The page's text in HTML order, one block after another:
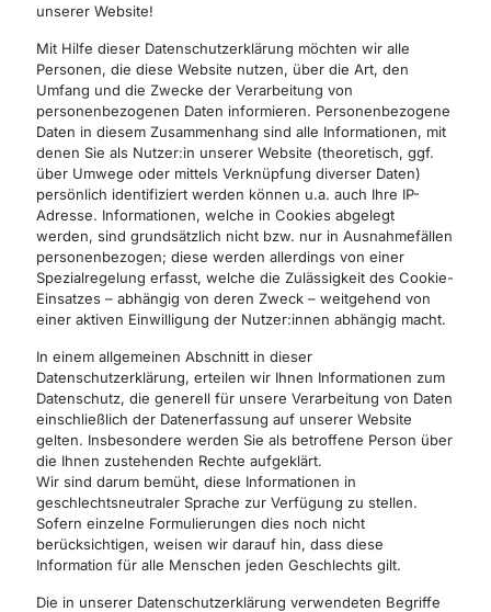
unserer Website!
Mit Hilfe dieser Datenschutzerklärung möchten wir alle
Personen, die diese Website nutzen, über die Art, den
Umfang und die Zwecke der Verarbeitung von
personenbezogenen Daten informieren. Personenbezogene
Daten in diesem Zusammenhang sind alle Informationen, mit
denen Sie als Nutzer:in unserer Website (theoretisch, ggf.
über Umwege oder mittels Verknüpfung diverser Daten)
persönlich identifiziert werden können u.a. auch Ihre IP-
Adresse. Informationen, welche in Cookies abgelegt
werden, sind grundsätzlich nicht bzw. nur in Ausnahmefällen
personenbezogen; diese werden allerdings von einer
Spezialregelung erfasst, welche die Zulässigkeit des Cookie-
Einsatzes – abhängig von deren Zweck – weitgehend von
einer aktiven Einwilligung der Nutzer:innen abhängig macht.
In einem allgemeinen Abschnitt in dieser
Datenschutzerklärung, erteilen wir Ihnen Informationen zum
Datenschutz, die generell für unsere Verarbeitung von Daten
einschließlich der Datenerfassung auf unserer Website
gelten. Insbesondere werden Sie als betroffene Person über
die Ihnen zustehenden Rechte aufgeklärt.
Wir sind darum bemüht, diese Informationen in
geschlechtsneutraler Sprache zur Verfügung zu stellen.
Sofern einzelne Formulierungen dies noch nicht
berücksichtigen, weisen wir darauf hin, dass diese
Information für alle Menschen jeden Geschlechts gilt.
Die in unserer Datenschutzerklärung verwendeten Begriffe